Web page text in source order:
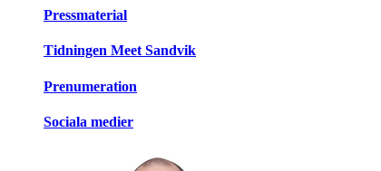
Pressmaterial
Tidningen Meet Sandvik
Prenumeration
Sociala medier